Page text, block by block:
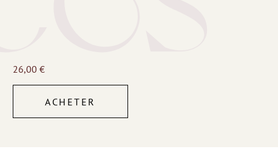
26,00 €
ACHETER